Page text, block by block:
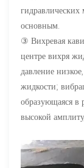
основным.
③ Вихревая
центре вихря
давление
жидкости;
образующаяся в
высокой